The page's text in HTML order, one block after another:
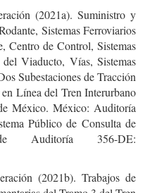
(2021a). Suministro y
Sistemas Ferroviarios
Centro de Control, Sistemas
Viaducto, Vías, Sistemas
Subestaciones de Tracción
Línea del Tren Interurbano
México. México: Auditoría
Público de Consulta de
Auditoría 356-DE:
(2021b). Trabajos de